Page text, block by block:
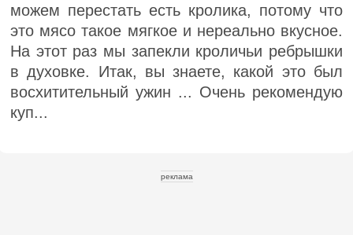
можем перестать есть кролика, потому что
это мясо такое мягкое и нереально вкусное.
На этот раз мы запекли кроличьи ребрышки
в духовке. Итак, вы знаете, какой это был
восхитительный ужин ... Очень рекомендую
куп...
реклама